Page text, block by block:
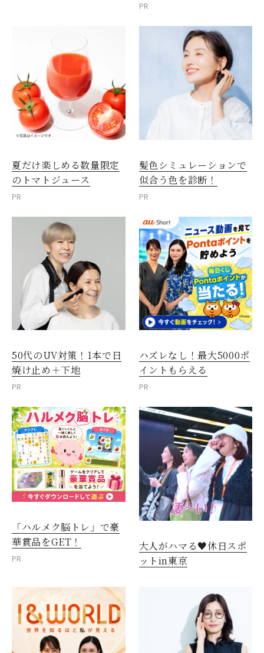
PR
夏だけ楽しめる数量限定
のトマトジュース
PR
髪色シミュレーションで
似合う色を診断！
PR
50代のUV対策！1本で日
焼け止め＋下地
PR
ハズレなし！最大5000ポ
イントもらえる
PR
「ハルメク脳トレ」で豪
華賞品をGET！
PR
大人がハマる♥休日スポ
ットin東京